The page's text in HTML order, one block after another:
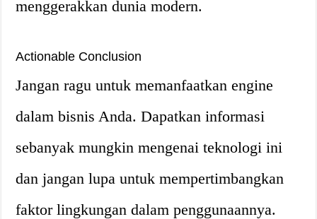
menggerakkan dunia modern.
Actionable Conclusion
Jangan ragu untuk memanfaatkan engine
dalam bisnis Anda. Dapatkan informasi
sebanyak mungkin mengenai teknologi ini
dan jangan lupa untuk mempertimbangkan
faktor lingkungan dalam penggunaannya.